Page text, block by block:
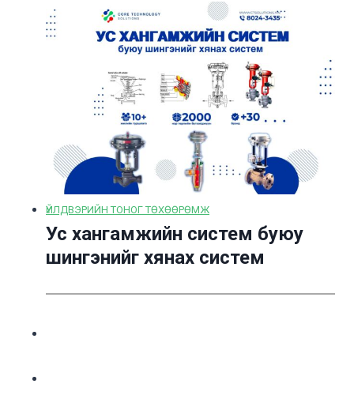
ҮЙЛДВЭРИЙН ТОНОГ ТӨХӨӨРӨМЖ
Ус хангамжийн систем буюу
шингэнийг хянах систем